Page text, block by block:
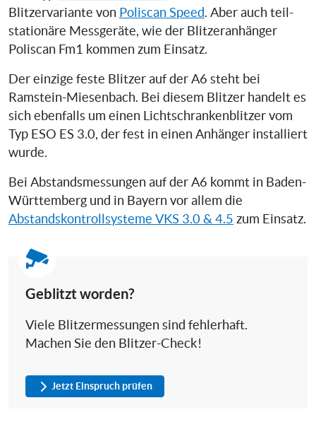
Blitzervariante von Poliscan Speed. Aber auch teil-
stationäre Messgeräte, wie der Blitzeranhänger
Poliscan Fm1 kommen zum Einsatz.
Der einzige feste Blitzer auf der A6 steht bei
Ramstein-Miesenbach. Bei diesem Blitzer handelt es
sich ebenfalls um einen Lichtschrankenblitzer vom
Typ ESO ES 3.0, der fest in einen Anhänger installiert
wurde.
Bei Abstandsmessungen auf der A6 kommt in Baden-
Württemberg und in Bayern vor allem die
Abstandskontrollsysteme VKS 3.0 & 4.5 zum Einsatz.
Geblitzt worden?
Viele Blitzermessungen sind fehlerhaft.
Machen Sie den Blitzer-Check!
Jetzt Einspruch prüfen